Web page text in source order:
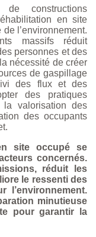
constructions
en site
l’environnement.
massifs réduit
personnes et des
nécessité de créer
de gaspillage
des flux et des
des pratiques
la valorisation des
des occupants
site occupé se
concernés.
réduit les
le ressenti des
minutieuse
pour garantir la